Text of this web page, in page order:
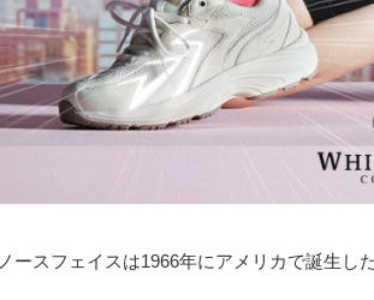
ノースフェイスは1966年にアメリカで誕生し